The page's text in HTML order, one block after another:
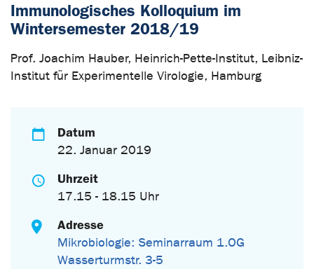
Immunologisches Kolloquium im
Wintersemester 2018/19
Prof. Joachim Hauber, Heinrich-Pette-Institut, Leibniz-
Institut für Experimentelle Virologie, Hamburg
Datum
22. Januar 2019
Uhrzeit
17.15 - 18.15 Uhr
Adresse
Mikrobiologie: Seminarraum 1.OG
Wasserturmstr. 3-5